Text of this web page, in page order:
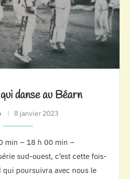
danse au Béarn
8 janvier 2023
min – 18 h 00 min –
sud-ouest, c’est cette fois-
poursuivra avec nous le